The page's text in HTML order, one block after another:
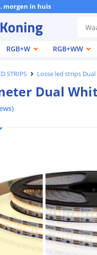
morgen in huis
RGB+W RGB+WW
STRIPS Losse led strips
Dual
)